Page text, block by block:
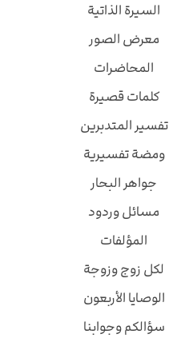
السيرة الذاتية
معرض الصور
المحاضرات
كلمات قصيرة
تفسير المتدبرين
ومضة تفسيرية
جواهر البحار
مسائل وردود
المؤلفات
لكل زوج وزوجة
الوصايا الأربعون
سؤالكم وجوابنا